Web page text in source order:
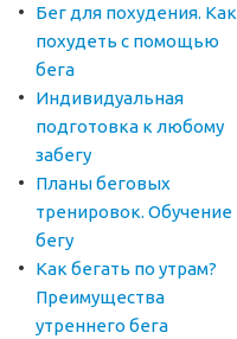
Бег для похудения. Как
похудеть с помощью
бега
Индивидуальная
подготовка к любому
забегу
Планы беговых
тренировок. Обучение
бегу
Как бегать по утрам?
Преимущества
утреннего бега